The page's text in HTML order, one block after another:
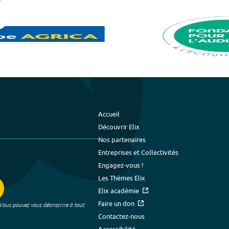
pouvez vous désinscrire à tout
Accueil
Découvrir Elix
Nos partenaires
Entreprises et Collectivités
Engagez-vous !
Les Thèmes Elix
Elix académie
Faire un don
Contactez-nous